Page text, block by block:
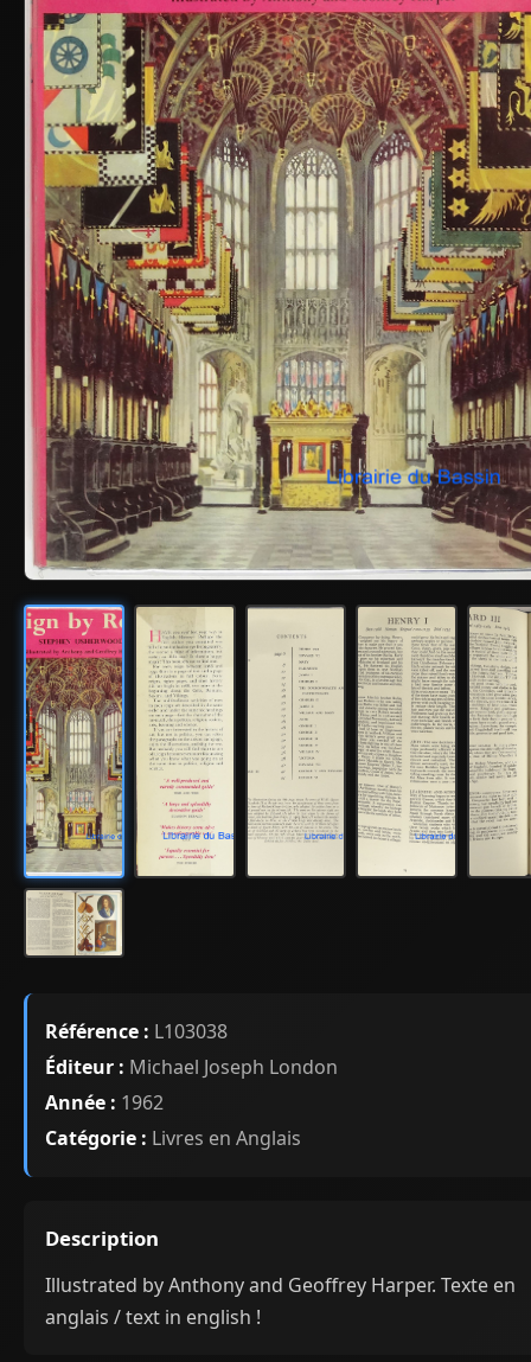
Référence : L103038
Éditeur : Michael Joseph London
Année : 1962
Catégorie : Livres en Anglais
Description
Illustrated by Anthony and Geoffrey Harper. Texte en
anglais / text in english !